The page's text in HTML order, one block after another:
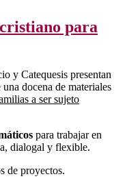
para
y Catequesis presentan
una docena de materiales
a ser sujeto
para trabajar en
dialogal y flexible.
de proyectos.